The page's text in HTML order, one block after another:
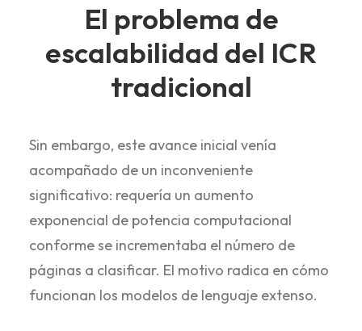
El problema de
escalabilidad del ICR
tradicional
Sin embargo, este avance inicial venía
acompañado de un inconveniente
significativo: requería un aumento
exponencial de potencia computacional
conforme se incrementaba el número de
páginas a clasificar. El motivo radica en cómo
funcionan los modelos de lenguaje extenso.